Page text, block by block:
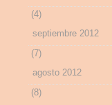
(4)
septiembre 2012
(7)
agosto 2012
(8)